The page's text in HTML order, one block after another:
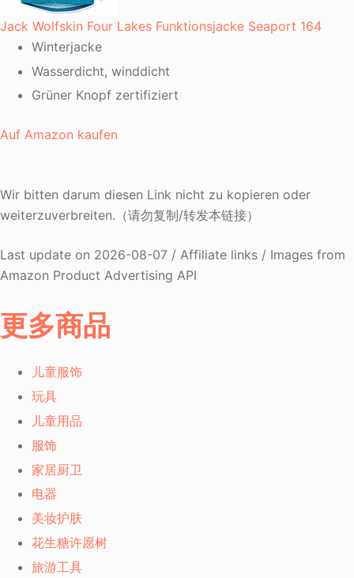
Jack Wolfskin Four Lakes Funktionsjacke Seaport 164
Winterjacke
Wasserdicht, winddicht
Grüner Knopf zertifiziert
Auf Amazon kaufen
Wir bitten darum diesen Link nicht zu kopieren oder
weiterzuverbreiten.（请勿复制/转发本链接）
Last update on 2026-08-07 / Affiliate links / Images from
Amazon Product Advertising API
更多商品
儿童服饰
玩具
儿童用品
服饰
家居厨卫
电器
美妆护肤
花生糖许愿树
旅游工具